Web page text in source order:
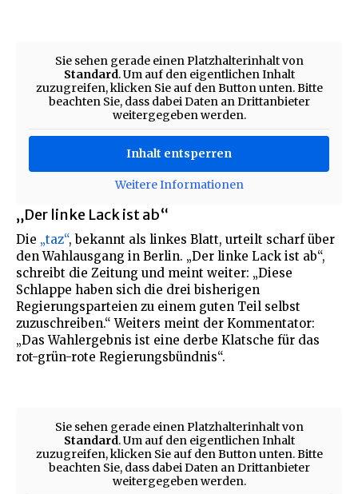
Sie sehen gerade einen Platzhalterinhalt von
Standard. Um auf den eigentlichen Inhalt
zuzugreifen, klicken Sie auf den Button unten. Bitte
beachten Sie, dass dabei Daten an Drittanbieter
weitergegeben werden.
Inhalt entsperren
Weitere Informationen
„Der linke Lack ist ab“
Die „taz“, bekannt als linkes Blatt, urteilt scharf über
den Wahlausgang in Berlin. „Der linke Lack ist ab“,
schreibt die Zeitung und meint weiter: „Diese
Schlappe haben sich die drei bisherigen
Regierungsparteien zu einem guten Teil selbst
zuzuschreiben.“ Weiters meint der Kommentator:
„Das Wahlergebnis ist eine derbe Klatsche für das
rot-grün-rote Regierungsbündnis“.
Sie sehen gerade einen Platzhalterinhalt von
Standard. Um auf den eigentlichen Inhalt
zuzugreifen, klicken Sie auf den Button unten. Bitte
beachten Sie, dass dabei Daten an Drittanbieter
weitergegeben werden.